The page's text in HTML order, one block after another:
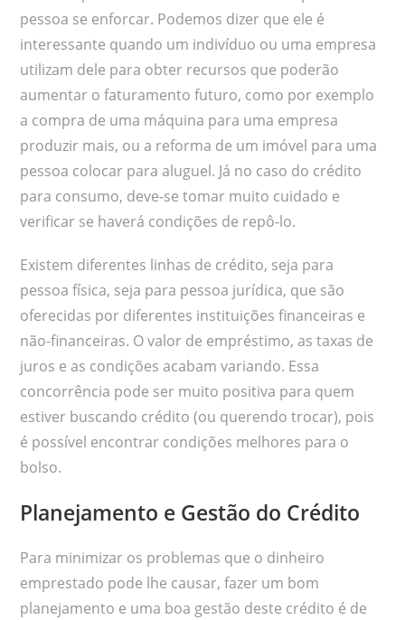
pessoa se enforcar. Podemos dizer que ele é
interessante quando um indivíduo ou uma empresa
utilizam dele para obter recursos que poderão
aumentar o faturamento futuro, como por exemplo
a compra de uma máquina para uma empresa
produzir mais, ou a reforma de um imóvel para uma
pessoa colocar para aluguel. Já no caso do crédito
para consumo, deve-se tomar muito cuidado e
verificar se haverá condições de repô-lo.
Existem diferentes linhas de crédito, seja para
pessoa física, seja para pessoa jurídica, que são
oferecidas por diferentes instituições financeiras e
não-financeiras. O valor de empréstimo, as taxas de
juros e as condições acabam variando. Essa
concorrência pode ser muito positiva para quem
estiver buscando crédito (ou querendo trocar), pois
é possível encontrar condições melhores para o
bolso.
Planejamento e Gestão do Crédito
Para minimizar os problemas que o dinheiro
emprestado pode lhe causar, fazer um bom
planejamento e uma boa gestão deste crédito é de